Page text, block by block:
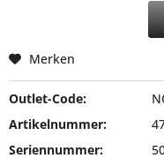
Merken
Outlet-Code:
Artikelnummer:
Seriennummer: